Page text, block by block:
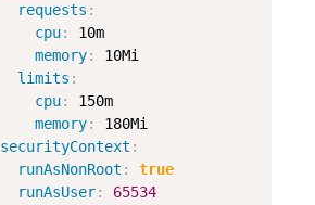
requests :
cpu:
10m
memory:
10Mi
limits :
cpu:
150m
memory:
180Mi
securityContext :
runAsNonRoot :
true
runAsUser:
65534